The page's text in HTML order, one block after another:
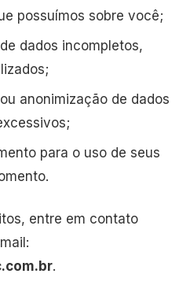
possuímos sobre você;
dados incompletos,
anonimização de dados
para o uso de seus
entre em contato
.